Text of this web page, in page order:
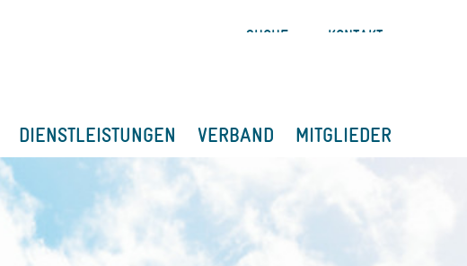
SUCHE KONTAKT
DIENSTLEISTUNGEN VERBAND MITGLIEDER